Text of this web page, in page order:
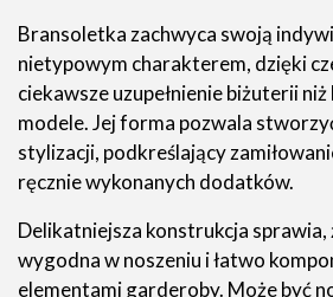
Bransoletka zachwyca swoją
nietypowym charakterem, dzięki
ciekawsze uzupełnienie biżuterii
modele. Jej forma pozwala
stylizacji, podkreślający
ręcznie wykonanych dodatków.
Delikatniejsza konstrukcja
wygodna w noszeniu i łatwo
elementami garderoby. Może być